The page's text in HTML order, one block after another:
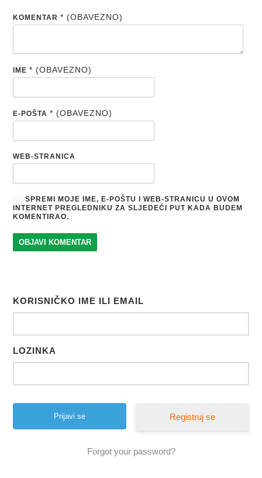
KOMENTAR* (OBAVEZNO)
IME* (OBAVEZNO)
E-POŠTA* (OBAVEZNO)
WEB-STRANICA
SPREMI MOJE IME, E-POŠTU I WEB-STRANICU U OVOM
INTERNET PREGLEDNIKU ZA SLJEDEĆI PUT KADA BUDEM
KOMENTIRAO.
KORISNIČKO IME ILI EMAIL
LOZINKA
Registruj se
Forgot your password?